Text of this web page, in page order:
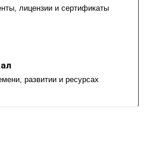
лицензии и сертификаты
развитии и ресурсах